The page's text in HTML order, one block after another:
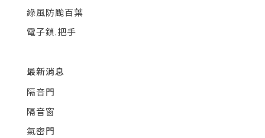
綠風防颱百葉
電子鎖.把手
最新消息
隔音門
隔音窗
氣密門